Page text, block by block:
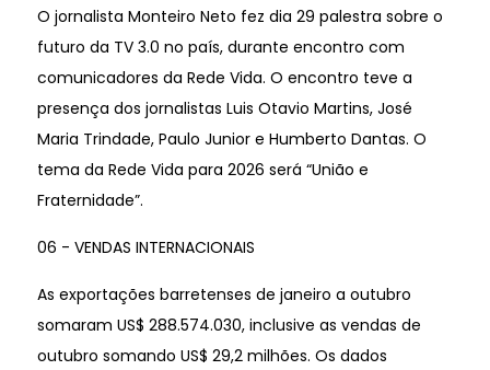
O jornalista Monteiro Neto fez dia 29 palestra sobre o
futuro da TV 3.0 no país, durante encontro com
comunicadores da Rede Vida. O encontro teve a
presença dos jornalistas Luis Otavio Martins, José
Maria Trindade, Paulo Junior e Humberto Dantas. O
tema da Rede Vida para 2026 será “União e
Fraternidade”.
06 - VENDAS INTERNACIONAIS
As exportações barretenses de janeiro a outubro
somaram US$ 288.574.030, inclusive as vendas de
outubro somando US$ 29,2 milhões. Os dados